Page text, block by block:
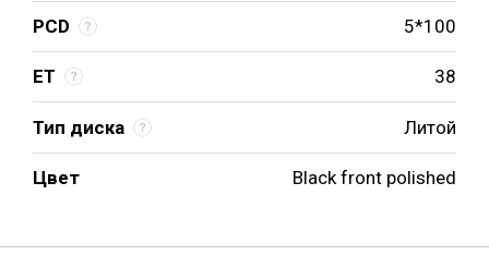
PCD 5*100
ET 38
Тип диска Литой
Цвет Black front polished